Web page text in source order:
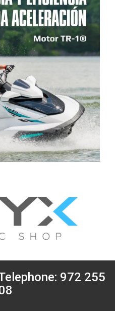
972 255